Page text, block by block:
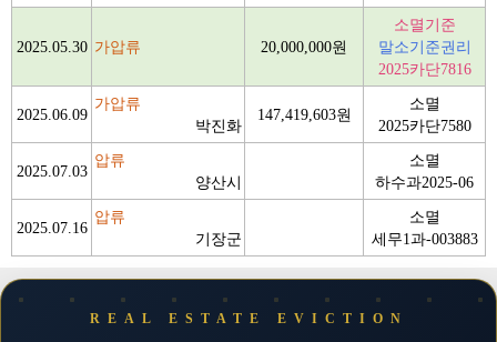
2025.05.30 가압류 20,000,000원
소멸기준
말소기준권리
2025카단7816
2025.06.09
가압류
박진화
147,419,603원
소멸
2025카단7580
2025.07.03
압류
양산시
소멸
하수과2025-06
2025.07.16
압류
기장군
소멸
세무1과-003883